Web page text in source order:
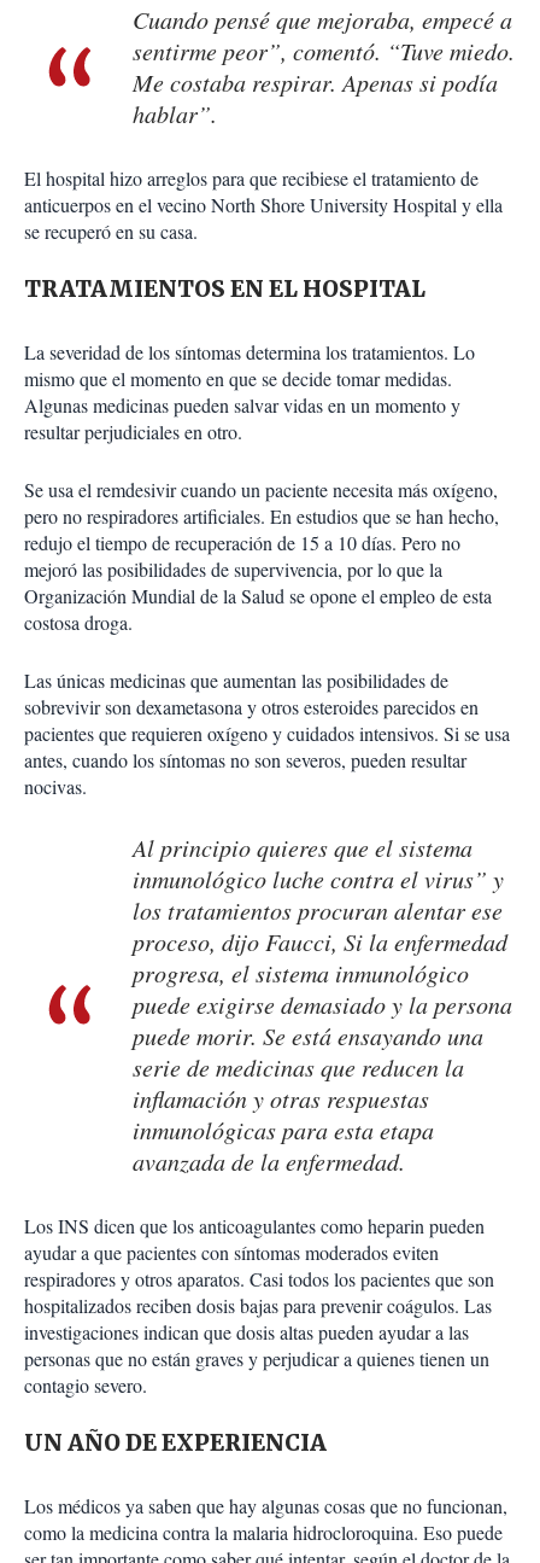
Cuando pensé que mejoraba, empecé a
sentirme peor”, comentó. “Tuve miedo.
Me costaba respirar. Apenas si podía
hablar”.
El hospital hizo arreglos para que recibiese el tratamiento de
anticuerpos en el vecino North Shore University Hospital y ella
se recuperó en su casa.
TRATAMIENTOS EN EL HOSPITAL
La severidad de los síntomas determina los tratamientos. Lo
mismo que el momento en que se decide tomar medidas.
Algunas medicinas pueden salvar vidas en un momento y
resultar perjudiciales en otro.
Se usa el remdesivir cuando un paciente necesita más oxígeno,
pero no respiradores artificiales. En estudios que se han hecho,
redujo el tiempo de recuperación de 15 a 10 días. Pero no
mejoró las posibilidades de supervivencia, por lo que la
Organización Mundial de la Salud se opone el empleo de esta
costosa droga.
Las únicas medicinas que aumentan las posibilidades de
sobrevivir son dexametasona y otros esteroides parecidos en
pacientes que requieren oxígeno y cuidados intensivos. Si se usa
antes, cuando los síntomas no son severos, pueden resultar
nocivas.
Al principio quieres que el sistema
inmunológico luche contra el virus” y
los tratamientos procuran alentar ese
proceso, dijo Faucci, Si la enfermedad
progresa, el sistema inmunológico
puede exigirse demasiado y la persona
puede morir. Se está ensayando una
serie de medicinas que reducen la
inflamación y otras respuestas
inmunológicas para esta etapa
avanzada de la enfermedad.
Los INS dicen que los anticoagulantes como heparin pueden
ayudar a que pacientes con síntomas moderados eviten
respiradores y otros aparatos. Casi todos los pacientes que son
hospitalizados reciben dosis bajas para prevenir coágulos. Las
investigaciones indican que dosis altas pueden ayudar a las
personas que no están graves y perjudicar a quienes tienen un
contagio severo.
UN AÑO DE EXPERIENCIA
Los médicos ya saben que hay algunas cosas que no funcionan,
como la medicina contra la malaria hidrocloroquina. Eso puede